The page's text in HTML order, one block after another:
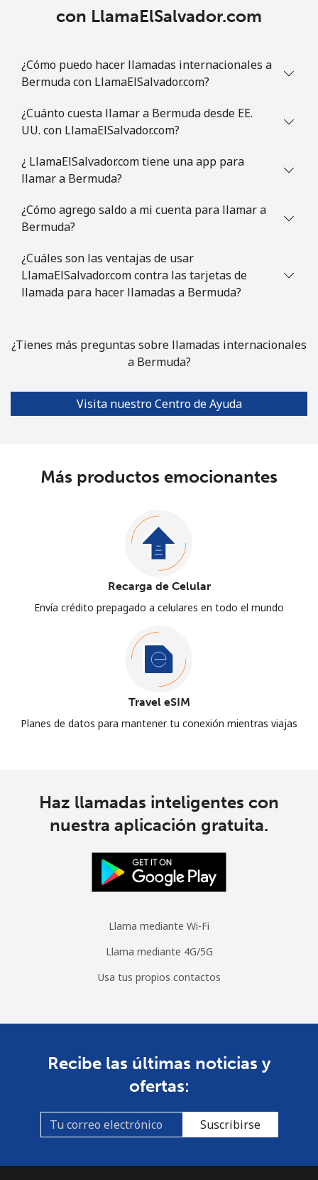
con LlamaElSalvador.com
¿Cómo puedo hacer llamadas internacionales a
Bermuda con LlamaElSalvador.com?
¿Cuánto cuesta llamar a Bermuda desde EE.
UU. con LlamaElSalvador.com?
¿ LlamaElSalvador.com tiene una app para
llamar a Bermuda?
¿Cómo agrego saldo a mi cuenta para llamar a
Bermuda?
¿Cuáles son las ventajas de usar
LlamaElSalvador.com contra las tarjetas de
llamada para hacer llamadas a Bermuda?
¿Tienes más preguntas sobre llamadas internacionales
a Bermuda?
Visita nuestro Centro de Ayuda
Más productos emocionantes
Recarga de Celular
Envía crédito prepagado a celulares en todo el mundo
Travel eSIM
Planes de datos para mantener tu conexión mientras viajas
Haz llamadas inteligentes con
nuestra aplicación gratuita.
Llama mediante Wi-Fi
Llama mediante 4G/5G
Usa tus propios contactos
Recibe las últimas noticias y
ofertas:
Suscribirse